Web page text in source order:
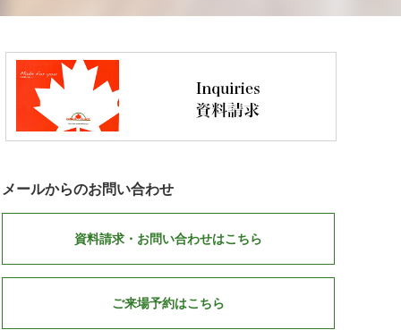
メールからのお問い合わせ
資料請求・お問い合わせはこちら
ご来場予約はこちら